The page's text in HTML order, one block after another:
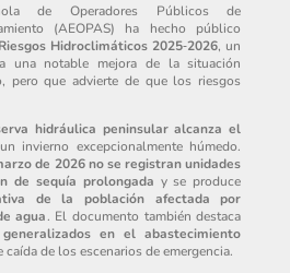
de Operadores Públicos de
(AEOPAS) ha hecho público
Hidroclimáticos 2025‑2026, un
una notable mejora de la situación
pero que advierte de que los riesgos
hidráulica peninsular alcanza el
invierno excepcionalmente húmedo.
de 2026 no se registran unidades
de sequía prolongada y se produce
de la población afectada por
agua. El documento también destaca
en el abastecimiento
de los escenarios de emergencia.